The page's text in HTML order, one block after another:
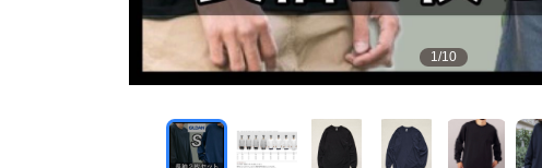
1/10